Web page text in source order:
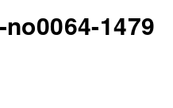
no0064-1479